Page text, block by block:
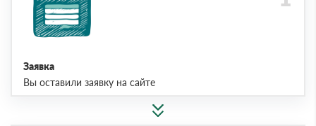
Заявка
Вы оставили заявку на сайте